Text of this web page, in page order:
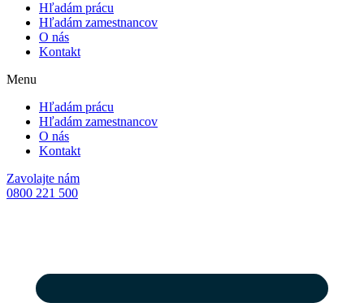
Hľadám prácu
Hľadám zamestnancov
O nás
Kontakt
Menu
Hľadám prácu
Hľadám zamestnancov
O nás
Kontakt
Zavolajte nám
0800 221 500